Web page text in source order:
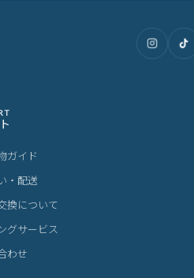
ガイド
・配送
換について
グサービス
わせ